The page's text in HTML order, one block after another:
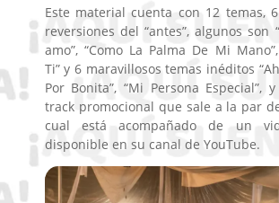
Este material cuenta con 12 temas,
reversiones del “antes”, algunos son
amo”, “Como La Palma De Mi
Ti” y 6 maravillosos temas inéditos
Por Bonita”, “Mi Persona Especial”, y
track promocional que sale a la par
cual está acompañado de un
disponible en su canal de YouTube.